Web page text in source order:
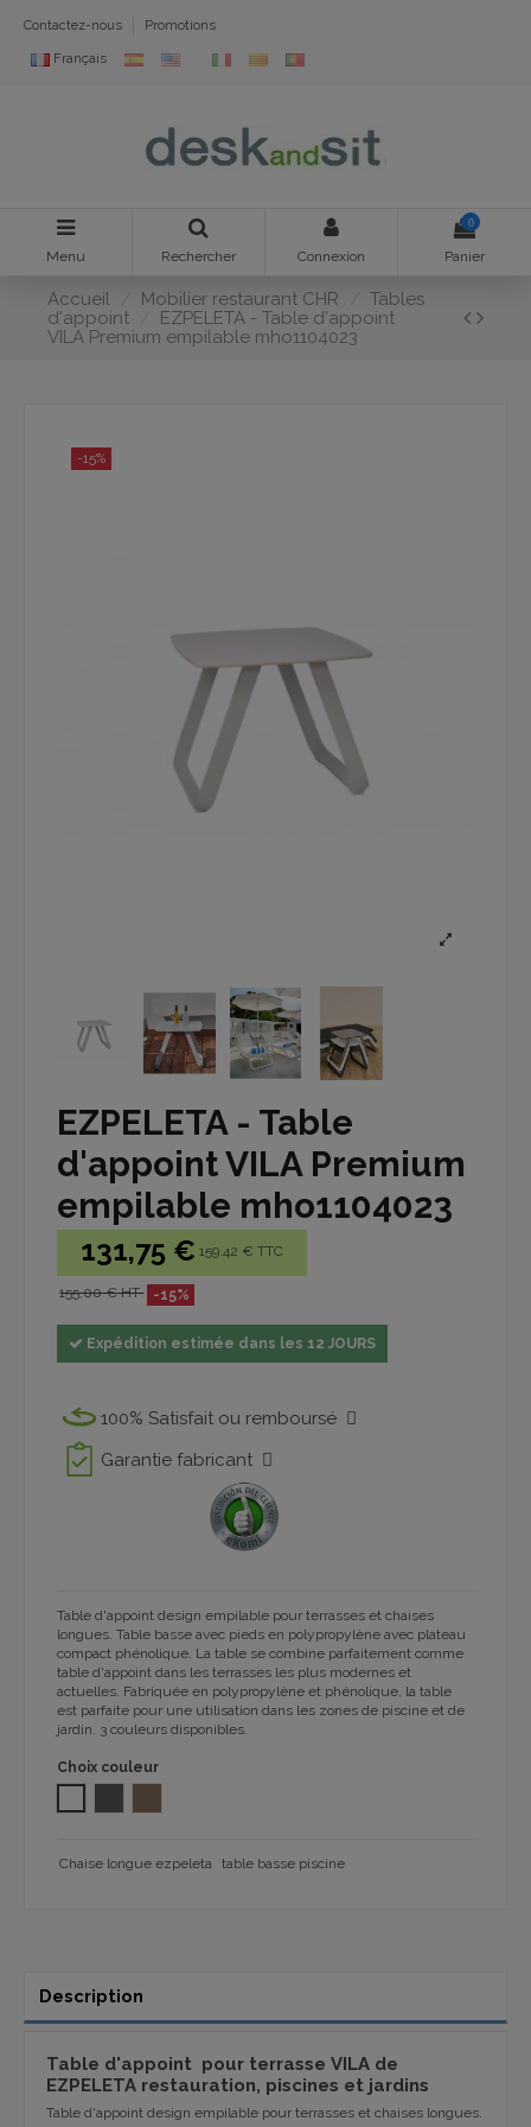
Contactez-nous Promotions
Français
Menu Rechercher Connexion
0
Panier
Accueil Mobilier restaurant CHR
Tables
d'appoint
EZPELETA - Table d'appoint
VILA Premium empilable mho1104023
-15%
EZPELETA - Table
d'appoint VILA Premium
empilable mho1104023
131,75 € 159.42 € TTC
155,00 € HT -15%
Expédition estimée dans les 12 JOURS
100% Satisfait ou remboursé
Garantie fabricant
Table d'appoint design empilable pour terrasses et chaises
longues. Table basse avec pieds en polypropylène avec plateau
compact phénolique. La table se combine parfaitement comme
table d'appoint dans les terrasses les plus modernes et
actuelles. Fabriquée en polypropylène et phénolique, la table
est parfaite pour une utilisation dans les zones de piscine et de
jardin. 3 couleurs disponibles.
Choix couleur
Chaise longue ezpeleta table basse piscine
Description
Table d'appoint pour terrasse VILA de
EZPELETA restauration, piscines et jardins
Table d'appoint design empilable pour terrasses et chaises longues.